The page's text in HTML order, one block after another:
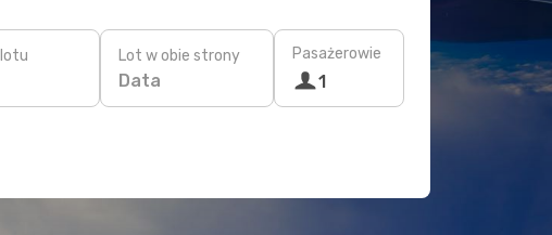
Lot w obie strony
Data
Pasażerowie
1